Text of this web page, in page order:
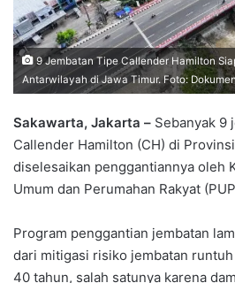
9 Jembatan Tipe Callender Hamilton
Antarwilayah di Jawa Timur. Foto:
Sakawarta, Jakarta – Sebanyak 9
Callender Hamilton (CH) di
diselesaikan penggantiannya oleh
Umum dan Perumahan Rakyat
Program penggantian jembatan
dari mitigasi risiko jembatan
40 tahun, salah satunya karena